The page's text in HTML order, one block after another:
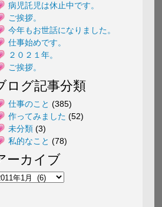
病児託児は休止中です。
ご挨拶。
今年もお世話になりました。
仕事始めです。
２０２１年。
ご挨拶。
ログ記事分類
仕事のこと (385)
作ってみました (52)
未分類 (3)
私的なこと (78)
ーカイブ